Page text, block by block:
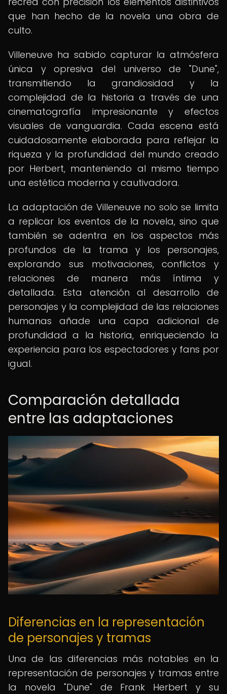
que han hecho de la novela una obra de
culto.
Villeneuve ha sabido capturar la atmósfera
única y opresiva del universo de "Dune",
transmitiendo la grandiosidad y la
complejidad de la historia a través de una
cinematografía impresionante y efectos
visuales de vanguardia. Cada escena está
cuidadosamente elaborada para reflejar la
riqueza y la profundidad del mundo creado
por Herbert, manteniendo al mismo tiempo
una estética moderna y cautivadora.
La adaptación de Villeneuve no solo se limita
a replicar los eventos de la novela, sino que
también se adentra en los aspectos más
profundos de la trama y los personajes,
explorando sus motivaciones, conflictos y
relaciones de manera más íntima y
detallada. Esta atención al desarrollo de
personajes y la complejidad de las relaciones
humanas añade una capa adicional de
profundidad a la historia, enriqueciendo la
experiencia para los espectadores y fans por
igual.
Comparación detallada
entre las adaptaciones
Diferencias en la representación
de personajes y tramas
Una de las diferencias más notables en la
representación de personajes y tramas entre
la novela "Dune" de Frank Herbert y su